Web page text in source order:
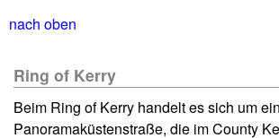
nach oben
Ring of Kerry
Beim Ring of Kerry handelt es sich um
Panoramaküstenstraße, die im County